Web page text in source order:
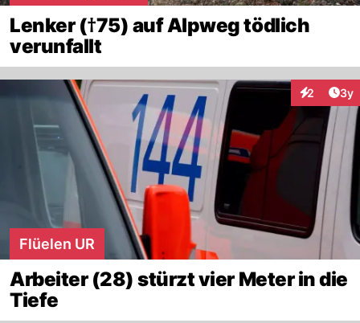
Lenker (†75) auf Alpweg tödlich
verunfallt
2 3y
Flüelen UR
Arbeiter (28) stürzt vier Meter in die
Tiefe